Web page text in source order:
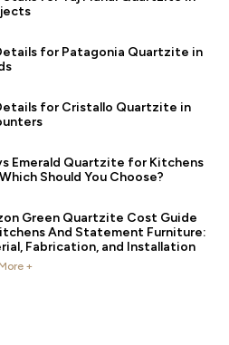
for Patagonia Quartzite in
for Cristallo Quartzite in
Emerald Quartzite for Kitchens
Should You Choose?
Green Quartzite Cost Guide
And Statement Furniture:
Fabrication, and Installation
+